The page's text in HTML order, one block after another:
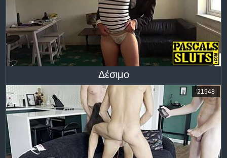
Δέσιμο
21948